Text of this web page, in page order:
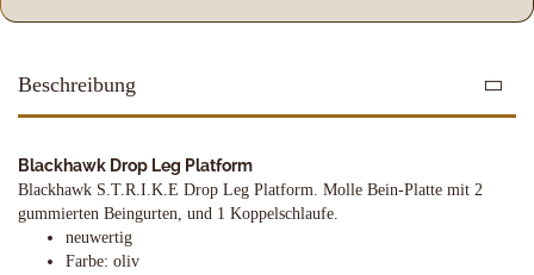
Beschreibung
Blackhawk Drop Leg Platform
Blackhawk S.T.R.I.K.E Drop Leg Platform. Molle Bein-Platte mit 2
gummierten Beingurten, und 1 Koppelschlaufe.
neuwertig
Farbe: oliv